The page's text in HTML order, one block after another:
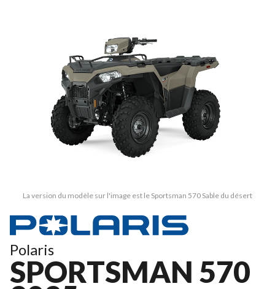
La version du modèle sur l'image est le Sportsman 570 Sable du désert
Polaris
SPORTSMAN 570